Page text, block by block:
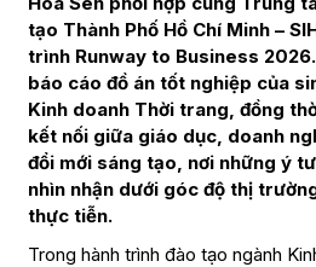
tạo Thành Phố Hồ Chí Minh –
trình Runway to Business
báo cáo đồ án tốt nghiệp của
Kinh doanh Thời trang, đồng
kết nối giữa giáo dục, doanh
đổi mới sáng tạo, nơi những ý
nhìn nhận dưới góc độ thị
thực tiễn.
Trong hành trình đào tạo ngành